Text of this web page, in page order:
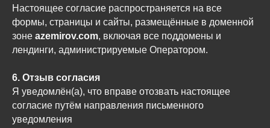
Настоящее согласие распространяется на все
формы, страницы и сайты, размещённые в доменной
зоне azemirov.com, включая все поддомены и
лендинги, администрируемые Оператором.
6. Отзыв согласия
Я уведомлён(а), что вправе отозвать настоящее
согласие путём направления письменного
уведомления